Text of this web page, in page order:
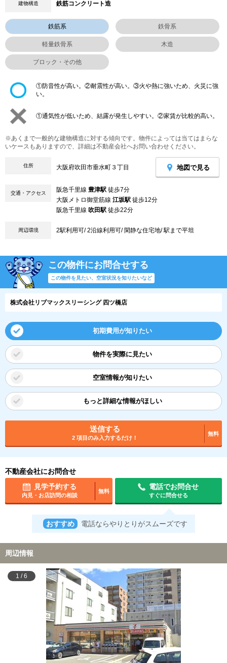
建物構造 鉄筋コンクリート造
鉄筋系 鉄骨系
軽量鉄骨系 木造
ブロック・その他
①防音性が高い。②耐震性が高い。③火や熱に強いため、火災に強
い。
①通気性が低いため、結露が発生しやすい。②家賃が比較的高い。
※あくまで一般的な建物構造に対する傾向です。物件によっては当てはまらな
いケースもありますので、詳細は不動産会社へお問い合わせください。
住所 大阪府吹田市垂水町３丁目 地図で見る
交通・アクセス 阪急千里線 豊津駅 徒歩7分
大阪メトロ御堂筋線 江坂駅 徒歩12分
阪急千里線 吹田駅 徒歩22分
周辺環境 2駅利用可/ 2沿線利用可/ 閑静な住宅地/ 駅まで平坦
この物件にお問合せする
この物件を見たい、空室状況を知りたいなど
株式会社リブマックスリーシング 四ツ橋店
初期費用が知りたい
物件を実際に見たい
空室情報が知りたい
もっと詳細な情報がほしい
送信する
2 項目のみ入力するだけ！
無料
不動産会社にお問合せ
見学予約する
内見・お店訪問の相談
無料
電話でお問合せ
すぐに問合せる
おすすめ 電話ならやりとりがスムーズです
周辺情報
1 /6